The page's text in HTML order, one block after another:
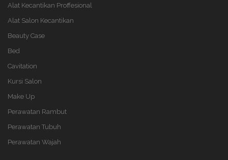
Alat Kecantikan Proffesional
Alat Salon Kecantikan
Beauty Case
Bed
Cavitation
Kursi Salon
Make Up
Perawatan Rambut
Perawatan Tubuh
Perawatan Wajah